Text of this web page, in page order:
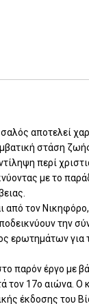
αποτελεί
στάση
περί
με το
από τον
την
ερωτημάτων
παρόν έργο
τον 17ο αιώνα. Ο
έκδοσης του